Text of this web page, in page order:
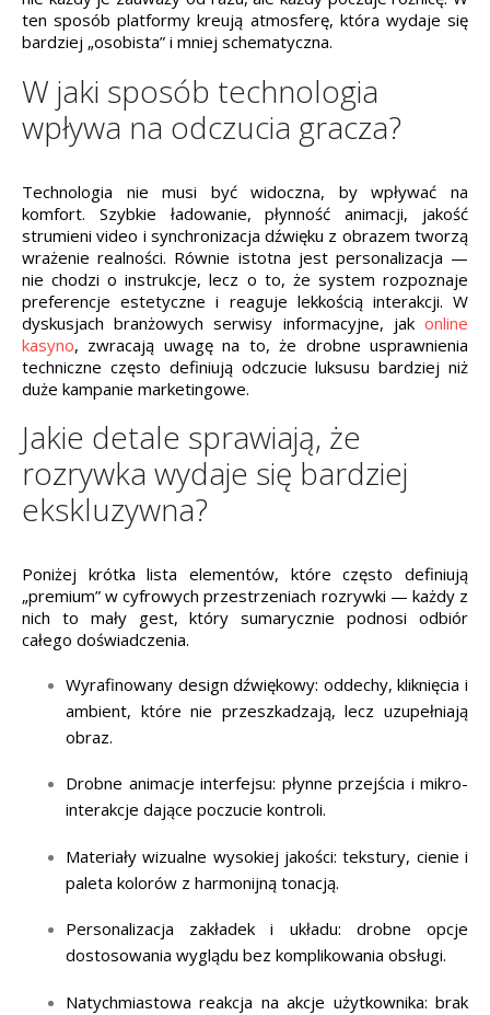
ten sposób platformy kreują atmosferę, która wydaje się
bardziej „osobista” i mniej schematyczna.
W jaki sposób technologia
wpływa na odczucia gracza?
Technologia nie musi być widoczna, by wpływać na
komfort. Szybkie ładowanie, płynność animacji, jakość
strumieni video i synchronizacja dźwięku z obrazem tworzą
wrażenie realności. Równie istotna jest personalizacja —
nie chodzi o instrukcje, lecz o to, że system rozpoznaje
preferencje estetyczne i reaguje lekkością interakcji. W
dyskusjach branżowych serwisy informacyjne, jak online
kasyno, zwracają uwagę na to, że drobne usprawnienia
techniczne często definiują odczucie luksusu bardziej niż
duże kampanie marketingowe.
Jakie detale sprawiają, że
rozrywka wydaje się bardziej
ekskluzywna?
Poniżej krótka lista elementów, które często definiują
„premium” w cyfrowych przestrzeniach rozrywki — każdy z
nich to mały gest, który sumarycznie podnosi odbiór
całego doświadczenia.
Wyrafinowany design dźwiękowy: oddechy, kliknięcia i
ambient, które nie przeszkadzają, lecz uzupełniają
obraz.
Drobne animacje interfejsu: płynne przejścia i mikro-
interakcje dające poczucie kontroli.
Materiały wizualne wysokiej jakości: tekstury, cienie i
paleta kolorów z harmonijną tonacją.
Personalizacja zakładek i układu: drobne opcje
dostosowania wyglądu bez komplikowania obsługi.
Natychmiastowa reakcja na akcje użytkownika: brak